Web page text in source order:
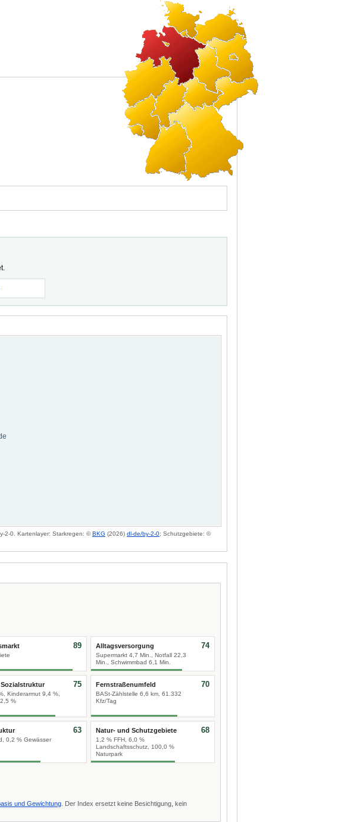
2-0. Kartenlayer: Starkregen: ©BKG (2026) dl-de/by-2-0; Schutzgebiete: ©
89 Alltagsversorgung
Supermarkt 4,7 Min., Notfall 22,3
Min., Schwimmbad 6,1 Min.
74
Kinderarmut 9,4 %,
%
75 Fernstraßenumfeld
BASt-Zählstelle 6,6 km, 61.332
Kfz/Tag
70
0,2 % Gewässer
63 Natur- und Schutzgebiete
1,2 % FFH, 6,0 %
Landschaftsschutz, 100,0 %
Naturpark
68
und Gewichtung . Der Index ersetzt keine Besichtigung, kein